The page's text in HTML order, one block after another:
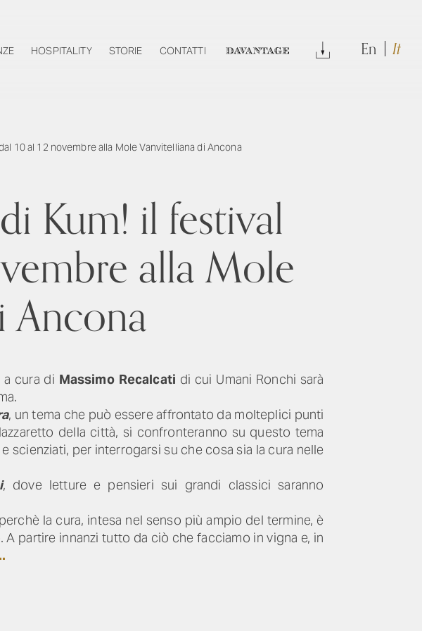
HOSPITALITY STORIE CONTATTI DAVANTAGE DOWNLOAD
En It
10 al 12 novembre alla Mole Vanvitelliana di Ancona
Kum! il festival
alla Mole
Ancona
a cura di Massimo Recalcati di cui Umani Ronchi sarà
, un tema che può essere affrontato da molteplici punti
della città, si confronteranno su questo tema
per interrogarsi su che cosa sia la cura nelle
, dove letture e pensieri sui grandi classici saranno
la cura, intesa nel senso più ampio del termine, è
partire innanzi tutto da ciò che facciamo in vigna e, in